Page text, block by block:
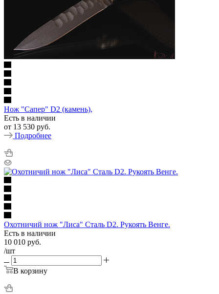
Нож "Сапер" D2 (камень),
Есть в наличии
от 13 530 руб.
Подробнее
Охотничий нож "Лиса" Сталь D2. Рукоять Венге.
Есть в наличии
10 010 руб.
/шт
В корзину